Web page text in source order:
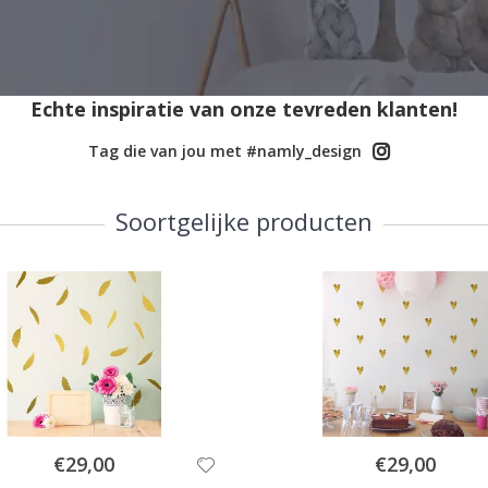
Echte inspiratie van onze tevreden klanten!
Tag die van jou met #namly_design
Soortgelijke producten
Special
Price
€29,00 Special
Price
€29,00